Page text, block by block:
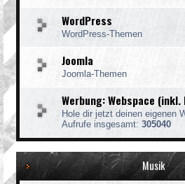
WordPress
WordPress-Themen
Joomla
Joomla-Themen
Werbung: Webspace (inkl.
Hole dir jetzt deinen eigenen
Aufrufe insgesamt: 305040
Musik